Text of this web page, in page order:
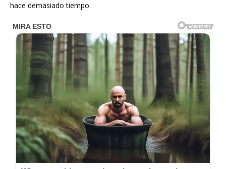
hace demasiado tiempo.